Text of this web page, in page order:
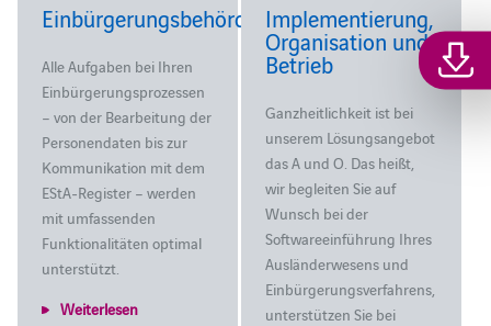
Einbürgerungsbehörde
Alle Aufgaben bei Ihren
Einbürgerungsprozessen
– von der Bearbeitung der
Personendaten bis zur
Kommunikation mit dem
EStA-Register – werden
mit umfassenden
Funktionalitäten optimal
unterstützt.
Weiterlesen
Implementierung,
Organisation und
Betrieb
Ganzheitlichkeit ist bei
unserem Lösungsangebot
das A und O. Das heißt,
wir begleiten Sie auf
Wunsch bei der
Softwareeinführung Ihres
Ausländerwesens und
Einbürgerungsverfahrens,
unterstützen Sie bei